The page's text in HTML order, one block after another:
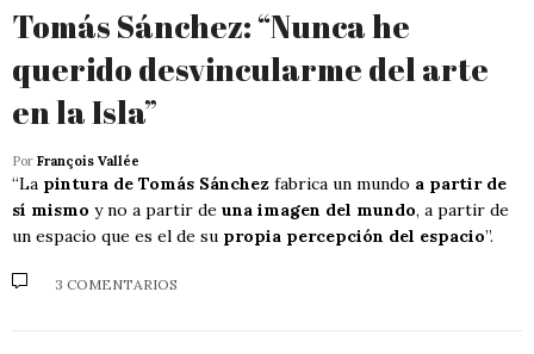
Tomás Sánchez: “Nunca he
querido desvincularme del arte
en la Isla”
Por François Vallée
“La pintura de Tomás Sánchez fabrica un mundo a partir de
sí mismo y no a partir de una imagen del mundo, a partir de
un espacio que es el de su propia percepción del espacio”.
3 COMENTARIOS